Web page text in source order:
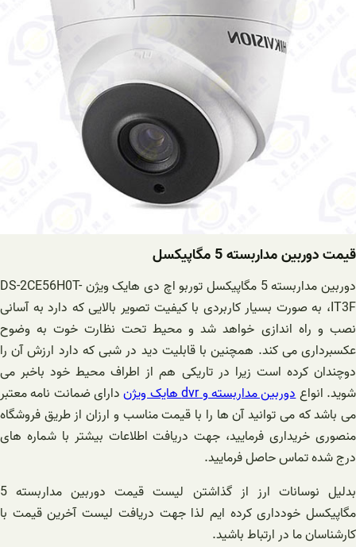
قیمت دوربین مداربسته 5 مگاپیکسل
دوربین مداربسته 5 مگاپیکسل توربو اچ دی هایک ویژن DS-2CE56H0T-
IT3F، به صورت بسیار کاربردی با کیفیت تصویر بالایی که دارد به آسانی
نصب و راه اندازی خواهد شد و محیط تحت نظارت خوت به وضوح
عکسبرداری می کند. همچنین با قابلیت دید در شبی که دارد ارزش آن را
دوچندان کرده است زیرا در تاریکی هم از اطراف محیط خود باخبر می
شوید. انواعدوربین مداربسته و dvr هایک ویژن
دارای ضمانت نامه معتبر
می باشد که می توانید آن ها را با قیمت مناسب و ارزان از طریق فروشگاه
منصوری خریداری فرمایید، جهت دریافت اطلاعات بیشتر با شماره های
درج شده تماس حاصل فرمایید.
بدلیل نوسانات ارز از گذاشتن لیست قیمت دوربین مداربسته 5
مگاپیکسل خودداری کرده ایم لذا جهت دریافت لیست آخرین قیمت با
کارشناسان ما در ارتباط باشید.